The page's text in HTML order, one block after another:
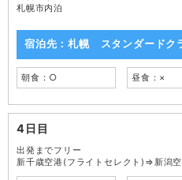
札幌市内泊
宿泊先：札幌 スタンダードク
朝食：○ 昼食：×
4日目
出発までフリー
新千歳空港(フライトセレクト)⇒新潟